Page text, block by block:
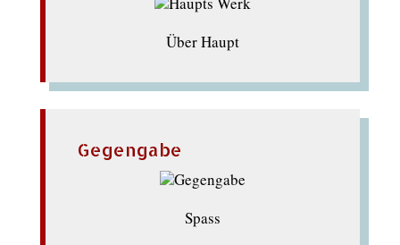
Über Haupt
Gegengabe
Spass